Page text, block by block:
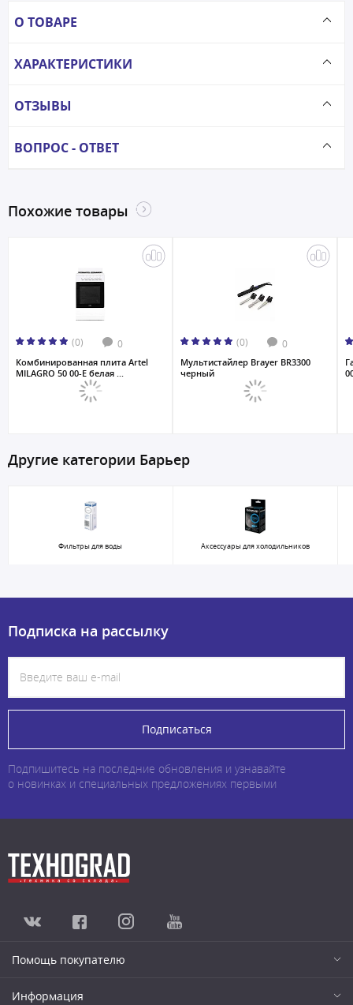
О ТОВАРЕ
ХАРАКТЕРИСТИКИ
ОТЗЫВЫ
ВОПРОС - ОТВЕТ
Похожие товары
(0) 0
Комбинированная плита Artel
MILAGRO 50 00-E белая ...
(0) 0
Мультистайлер Brayer BR3300
черный
Другие категории Барьер
Фильтры для воды Аксессуары для холодильников
Подписка на рассылку
Подписаться
Подпишитесь на последние обновления и узнавайте
о новинках и специальных предложениях первыми
Помощь покупателю
Информация